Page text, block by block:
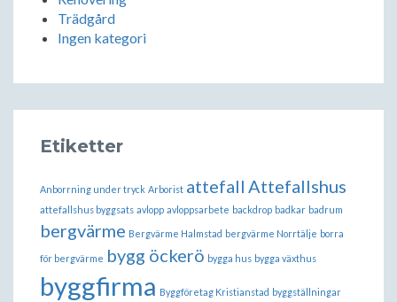
Trädgård
Ingen kategori
Etiketter
Anborrning under tryck Arborist attefall Attefallshus
attefallshus byggsats avlopp avloppsarbete backdrop badkar badrum
bergvärme Bergvärme Halmstad bergvärme Norrtälje borra
för bergvärme bygg öckerö bygga hus bygga växthus
byggfirma Byggföretag Kristianstad byggställningar